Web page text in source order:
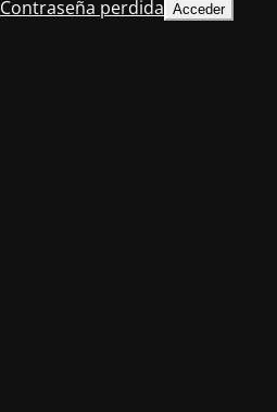
Contraseña perdida